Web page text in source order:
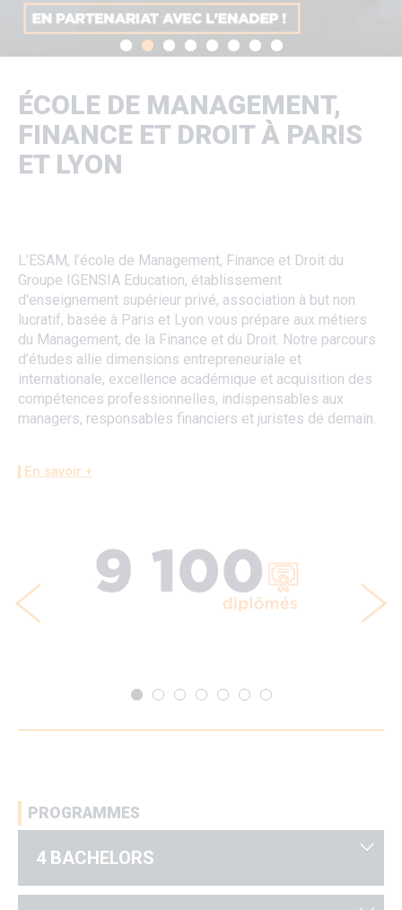
ÉCOLE DE MANAGEMENT,
FINANCE ET DROIT À PARIS
ET LYON
L’ESAM, l’école de Management, Finance et Droit du
Groupe IGENSIA Education, établissement
d'enseignement supérieur privé, association à but non
lucratif, basée à Paris et Lyon vous prépare aux métiers
du Management, de la Finance et du Droit. Notre parcours
d’études allie dimensions entrepreneuriale et
internationale, excellence académique et acquisition des
compétences professionnelles, indispensables aux
managers, responsables financiers et juristes de demain.
En savoir +
PROGRAMMES
4 BACHELORS